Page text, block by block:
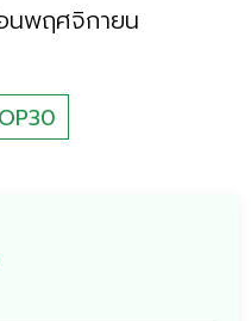
อนพฤศจิกายน